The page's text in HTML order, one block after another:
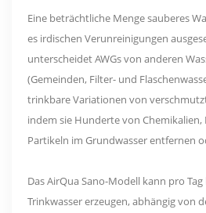
Eine beträchtliche Menge sauberes
es irdischen Verunreinigungen
unterscheidet AWGs von anderen
(Gemeinden, Filter- und
trinkbare Variationen von
indem sie Hunderte von
Partikeln im Grundwasser entfernen
Das AirQua Sano-Modell kann pro
Trinkwasser erzeugen, abhängig von